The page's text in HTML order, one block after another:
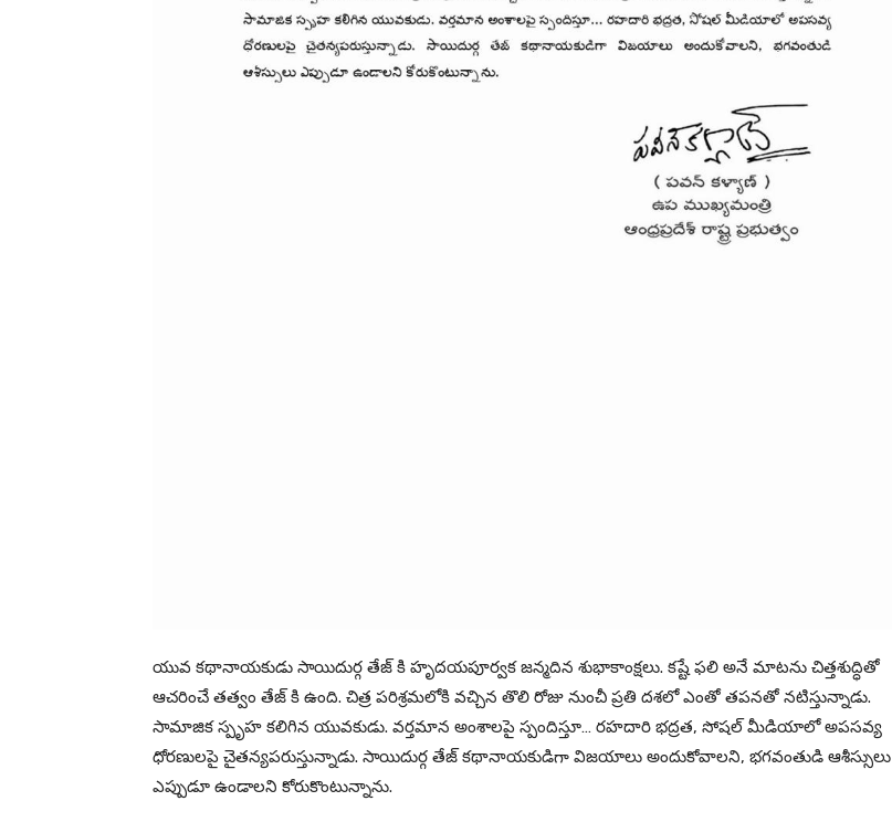
యువ కథానాయకుడు సాయిదుర్గ తేజ్ కి హృదయపూర్వక జన్మదిన శుభాకాంక్షలు. కష్టే ఫలి అనే మాటను చిత్తశుద్ధితో
ఆచరించే తత్వం తేజ్ కి ఉంది. చిత్ర పరిశ్రమలోకి వచ్చిన తొలి రోజు నుంచీ ప్రతి దశలో ఎంతో తపనతో నటిస్తున్నాడు.
సామాజిక స్పృహ కలిగిన యువకుడు. వర్తమాన అంశాలపై స్పందిస్తూ… రహదారి భద్రత, సోషల్ మీడియాలో అపసవ్య
ధోరణులపై చైతన్యపరుస్తున్నాడు. సాయిదుర్గ తేజ్ కథానాయకుడిగా విజయాలు అందుకోవాలని, భగవంతుడి ఆశీస్సులు
ఎప్పుడూ ఉండాలని కోరుకొంటున్నాను.